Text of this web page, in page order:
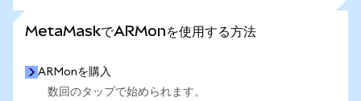
MetaMaskでARMonを使用する方法
ARMonを購入
数回のタップで始められます。